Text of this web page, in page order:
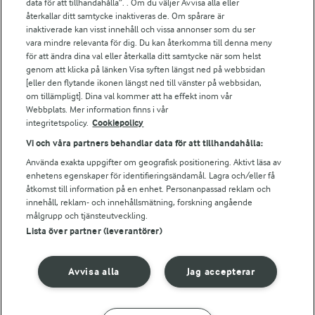
Falbygdens Ost
Arla webbshop
Bildbank
Följ oss
© 2026 Arla Foods
Integritetspolicy
data för att tillhandahålla”. . Om du väljer Avvisa alla eller
återkallar ditt samtycke inaktiveras de. Om spårare är
inaktiverade kan visst innehåll och vissa annonser som du ser
vara mindre relevanta för dig. Du kan återkomma till denna meny
för att ändra dina val eller återkalla ditt samtycke när som helst
genom att klicka på länken Visa syften längst ned på webbsidan
[eller den flytande ikonen längst ned till vänster på webbsidan,
om tillämpligt]. Dina val kommer att ha effekt inom vår
Webbplats. Mer information finns i vår
integritetspolicy. Cookiepolicy
Vi och våra partners behandlar data för att tillhandahålla:
Använda exakta uppgifter om geografisk positionering. Aktivt läsa av
enhetens egenskaper för identifieringsändamål. Lagra och/eller få
åtkomst till information på en enhet. Personanpassad reklam och
innehåll, reklam- och innehållsmätning, forskning angående
målgrupp och tjänsteutveckling.
Lista över partner (leverantörer)
Jag accepterar
Avvisa alla